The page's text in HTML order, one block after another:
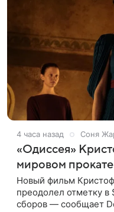
4 часа назад Соня
«Одиссея»
мировом
Новый фильм
преодолел отметку
сборов — сообщает